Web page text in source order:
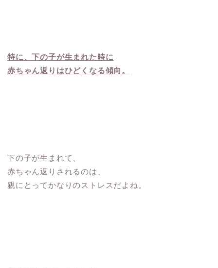
特に、下の子が生まれた時に
赤ちゃん返りはひどくなる傾向。
下の子が生まれて、
赤ちゃん返りされるのは、
親にとってかなりのストレスだよね。